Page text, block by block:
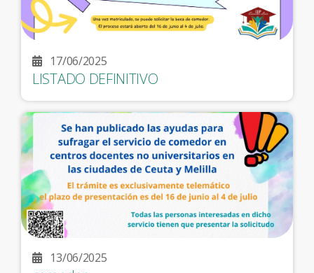
17/06/2025
LISTADO DEFINITIVO
13/06/2025